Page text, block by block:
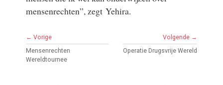
mensenrechten”, zegt Yehira.
← Vorige
Mensenrechten
Wereldtournee
Volgende →
Operatie Drugsvrije Wereld